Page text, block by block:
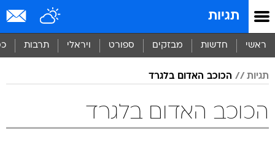
תגיות
ראשי חדשות מבזקים ספורט ויראלי תרבות
תגיות הכוכב האדום בלגרד
הכוכב האדום בלגרד